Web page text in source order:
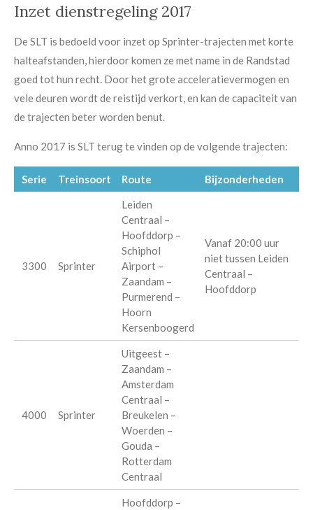
Inzet dienstregeling 2017
De SLT is bedoeld voor inzet op Sprinter-trajecten met korte
halteafstanden, hierdoor komen ze met name in de Randstad
goed tot hun recht. Door het grote acceleratievermogen en
vele deuren wordt de reistijd verkort, en kan de capaciteit van
de trajecten beter worden benut.
Anno 2017 is SLT terug te vinden op de volgende trajecten:
Serie Treinsoort Route Bijzonderheden
3300 Sprinter
Leiden
Centraal –
Hoofddorp –
Schiphol
Airport –
Zaandam –
Purmerend –
Hoorn
Kersenboogerd
Vanaf 20:00 uur
niet tussen Leiden
Centraal –
Hoofddorp
4000 Sprinter
Uitgeest –
Zaandam –
Amsterdam
Centraal –
Breukelen –
Woerden –
Gouda –
Rotterdam
Centraal
Hoofddorp –